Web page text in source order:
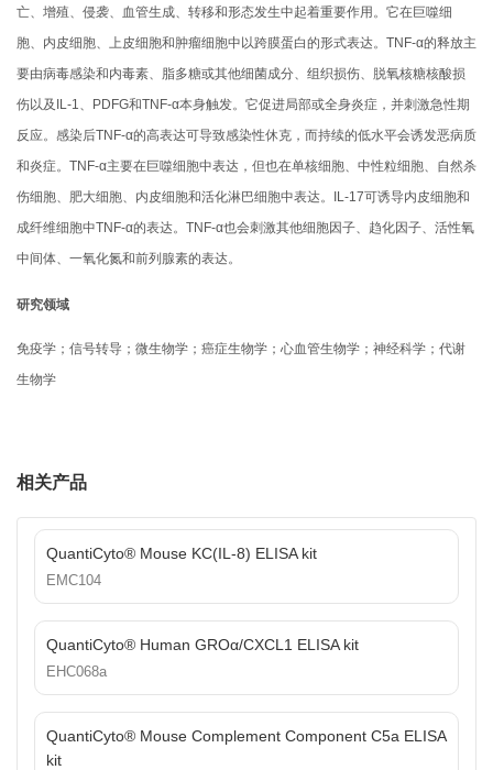
亡、增殖、侵袭、血管生成、转移和形态发生中起着重要作用。它在巨噬细
胞、内皮细胞、上皮细胞和肿瘤细胞中以跨膜蛋白的形式表达。TNF-α的释放主
要由病毒感染和内毒素、脂多糖或其他细菌成分、组织损伤、脱氧核糖核酸损
伤以及IL-1、PDFG和TNF-α本身触发。它促进局部或全身炎症，并刺激急性期
反应。感染后TNF-α的高表达可导致感染性休克，而持续的低水平会诱发恶病质
和炎症。TNF-α主要在巨噬细胞中表达，但也在单核细胞、中性粒细胞、自然杀
伤细胞、肥大细胞、内皮细胞和活化淋巴细胞中表达。IL-17可诱导内皮细胞和
成纤维细胞中TNF-α的表达。TNF-α也会刺激其他细胞因子、趋化因子、活性氧
中间体、一氧化氮和前列腺素的表达。
研究领域
免疫学；信号转导；微生物学；癌症生物学；心血管生物学；神经科学；代谢
生物学
相关产品
QuantiCyto® Mouse KC(IL-8) ELISA kit
EMC104
QuantiCyto® Human GROα/CXCL1 ELISA kit
EHC068a
QuantiCyto® Mouse Complement Component C5a ELISA
kit